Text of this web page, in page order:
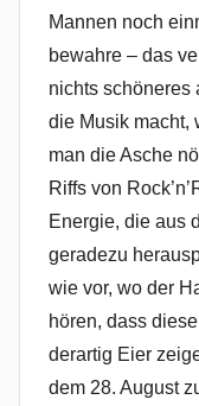
Mannen noch
bewahre – das
nichts schöneres
die Musik macht,
man die Asche
Riffs von
Energie, die aus
geradezu
wie vor, wo der
hören, dass
derartig Eier
dem 28. August